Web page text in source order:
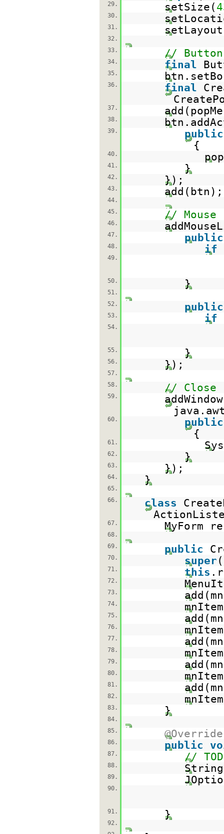
29. setSize(
30.
31.
32.
33.
// Button
34. final
35.
36. final
37.
38.
39.
public
{
40.
41. }
42. });
43. add(btn);
44.
45.
// Mouse
46.
47. public
48. if
49.
50. }
51.
52.
public
53. if
54.
55. }
56. });
57.
58.
// Close
59.
60.
public
{
61.
62. }
63. });
64. }
65.
66.
class
67. MyForm
68.
69.
public
70. super (
71. this
72.
73.
74.
75.
76.
77.
78.
79.
80.
81.
82.
83. }
84.
85.
@Override
86. public
87. //
88. String
89.
90.
91. }
92.